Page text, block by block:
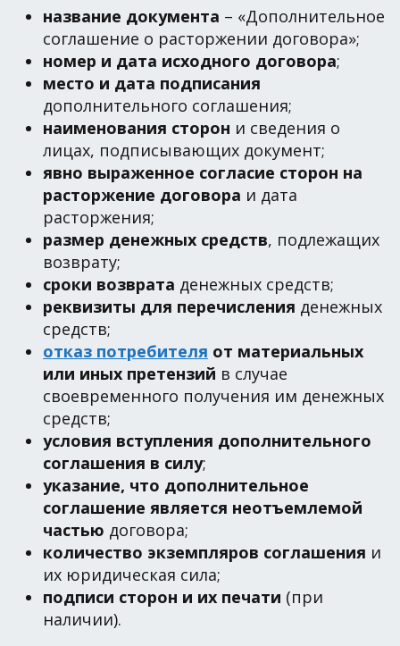
название документа – «Дополнительное
соглашение о расторжении договора»;
номер и дата исходного договора;
место и дата подписания
дополнительного соглашения;
наименования сторон и сведения о
лицах, подписывающих документ;
явно выраженное согласие сторон на
расторжение договора и дата
расторжения;
размер денежных средств, подлежащих
возврату;
сроки возврата денежных средств;
реквизиты для перечисления денежных
средств;
отказ потребителя от материальных
или иных претензий в случае
своевременного получения им денежных
средств;
условия вступления дополнительного
соглашения в силу;
указание, что дополнительное
соглашение является неотъемлемой
частью договора;
количество экземпляров соглашения и
их юридическая сила;
подписи сторон и их печати (при
наличии).